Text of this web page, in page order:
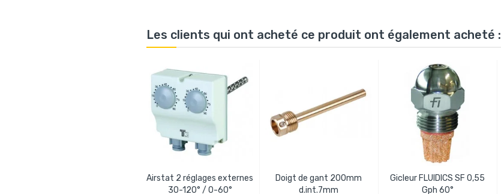
Les clients qui ont acheté ce produit ont également acheté :
Airstat 2 réglages externes
30-120° / 0-60°
Doigt de gant 200mm
d.int.7mm
Gicleur FLUIDICS SF 0,55
Gph 60°